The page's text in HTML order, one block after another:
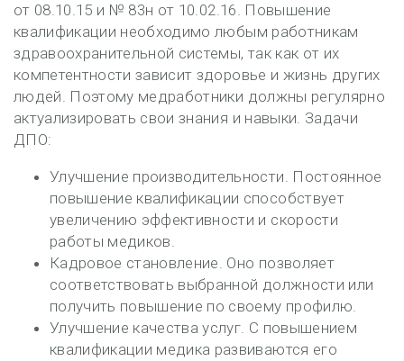
от 08.10.15 и № 83н от 10.02.16. Повышение
квалификации необходимо любым работникам
здравоохранительной системы, так как от их
компетентности зависит здоровье и жизнь других
людей. Поэтому медработники должны регулярно
актуализировать свои знания и навыки. Задачи
ДПО:
Улучшение производительности. Постоянное
повышение квалификации способствует
увеличению эффективности и скорости
работы медиков.
Кадровое становление. Оно позволяет
соответствовать выбранной должности или
получить повышение по своему профилю.
Улучшение качества услуг. С повышением
квалификации медика развиваются его